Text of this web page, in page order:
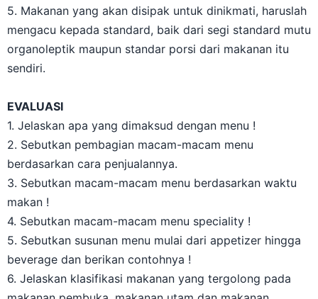
5. Makanan yang akan disipak untuk dinikmati, haruslah
mengacu kepada standard, baik dari segi standard mutu
organoleptik maupun standar porsi dari makanan itu
sendiri.
EVALUASI
1. Jelaskan apa yang dimaksud dengan menu !
2. Sebutkan pembagian macam-macam menu
berdasarkan cara penjualannya.
3. Sebutkan macam-macam menu berdasarkan waktu
makan !
4. Sebutkan macam-macam menu speciality !
5. Sebutkan susunan menu mulai dari appetizer hingga
beverage dan berikan contohnya !
6. Jelaskan klasifikasi makanan yang tergolong pada